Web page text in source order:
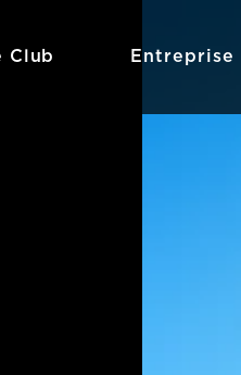
Club Entreprise